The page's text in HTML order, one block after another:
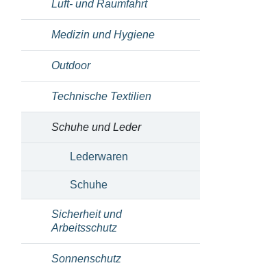
Luft- und Raumfahrt
Medizin und Hygiene
Outdoor
Technische Textilien
Schuhe und Leder
Lederwaren
Schuhe
Sicherheit und
Arbeitsschutz
Sonnenschutz